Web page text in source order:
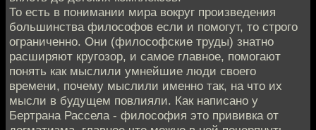
То есть в понимании мира вокруг произведения
большинства философов если и помогут, то строго
ограниченно. Они (философские труды) знатно
расширяют кругозор, и самое главное, помогают
понять как мыслили умнейшие люди своего
времени, почему мыслили именно так, на что их
мысли в будущем повлияли. Как написано у
Бертрана Рассела - философия это прививка от